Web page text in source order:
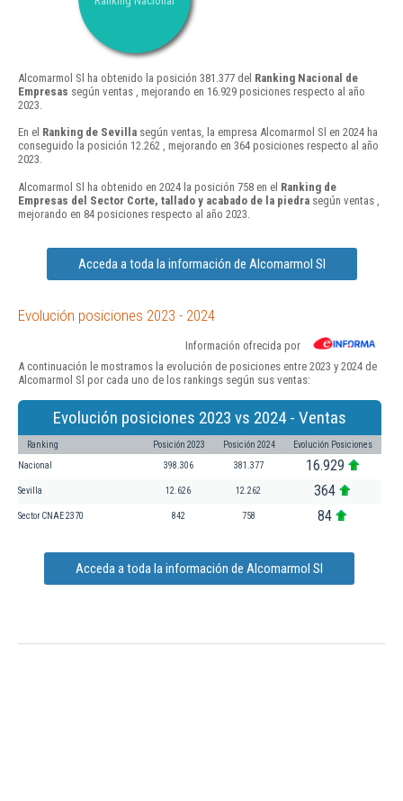
Alcomarmol Sl ha obtenido la posición 381.377 del Ranking Nacional de
Empresas según ventas , mejorando en 16.929 posiciones respecto al año
2023.
En el Ranking de Sevilla según ventas, la empresa Alcomarmol Sl en 2024 ha
conseguido la posición 12.262 , mejorando en 364 posiciones respecto al año
2023.
Alcomarmol Sl ha obtenido en 2024 la posición 758 en el Ranking de
Empresas del Sector Corte, tallado y acabado de la piedra según ventas ,
mejorando en 84 posiciones respecto al año 2023.
Acceda a toda la información de Alcomarmol Sl
Evolución posiciones 2023 - 2024
Información ofrecida por
A continuación le mostramos la evolución de posiciones entre 2023 y 2024 de
Alcomarmol Sl por cada uno de los rankings según sus ventas:
Evolución posiciones 2023 vs 2024 - Ventas
Ranking Posición 2023 Posición 2024 Evolución Posiciones
Nacional 398.306 381.377 16.929
Sevilla 12.626 12.262 364
Sector CNAE 2370 842 758 84
Acceda a toda la información de Alcomarmol Sl